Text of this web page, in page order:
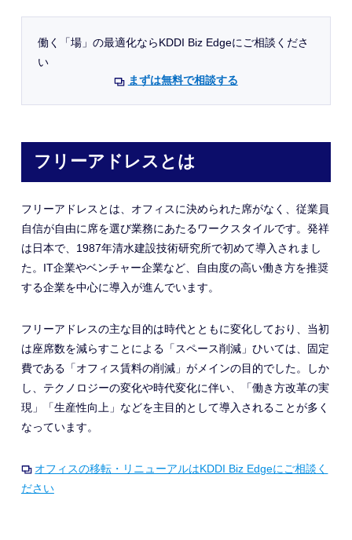
働く「場」の最適化ならKDDI Biz Edgeにご相談くださ
い
まずは無料で相談する
フリーアドレスとは
フリーアドレスとは 、オフィスに決められた席がなく、従業員
自信が自由に席を選び業務にあたるワークスタイルです。発祥
は日本で、1987年清水建設技術研究所で初めて導入されまし
た。IT企業やベンチャー企業など、自由度の高い働き方を推奨
する企業を中心に導入が進んでいます。
フリーアドレスの主な目的は時代とともに変化しており、当初
は座席数を減らすことによる 「スペース削減」 ひいては、固定
費である「オフィス賃料の削減」がメインの目的でした。しか
し、テクノロジーの変化や時代変化に伴い、「働き方改革の実
現」「生産性向上」などを主目的として導入されることが多く
なっています。
オフィスの移転・リニューアルはKDDI Biz Edgeにご相談く
ださい